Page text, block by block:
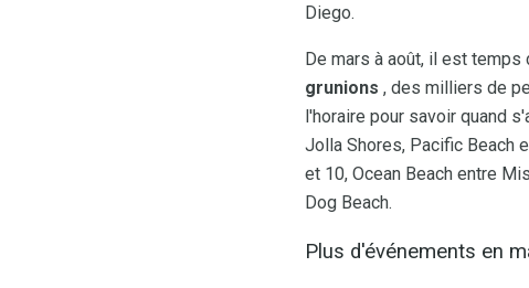
Diego.
De mars à août, il est temps
grunions , des milliers de
l'horaire pour savoir quand
Jolla Shores, Pacific Beach
et 10, Ocean Beach entre
Dog Beach.
Plus d'événements en